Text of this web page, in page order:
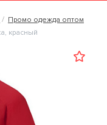
Промо одежда оптом
красный